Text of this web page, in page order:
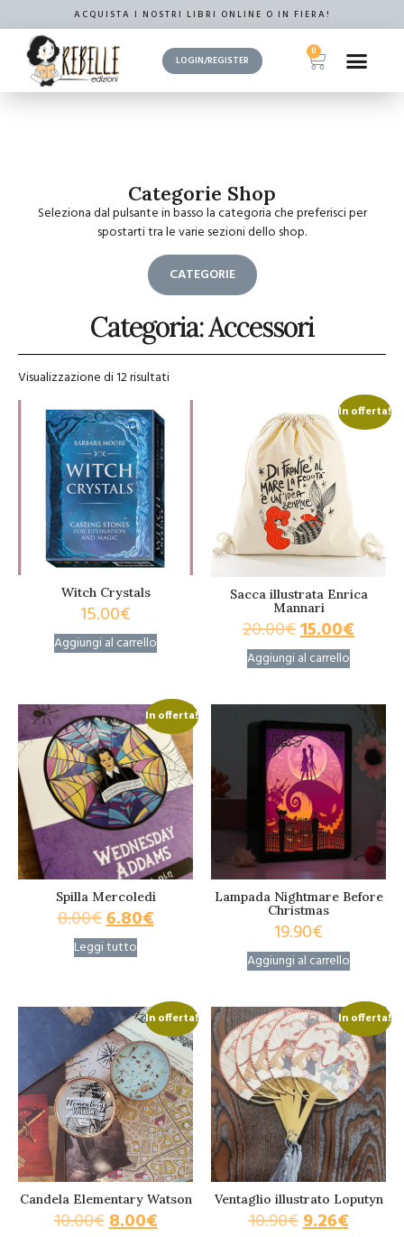
ACQUISTA I NOSTRI LIBRI ONLINE O IN FIERA!
LOGIN/REGISTER
0
Categorie Shop
Seleziona dal pulsante in basso la categoria che preferisci per
spostarti tra le varie sezioni dello shop.
CATEGORIE
Categoria: Accessori
Visualizzazione di 12 risultati
Witch Crystals
15.00€
Aggiungi al carrello
In offerta!
Sacca illustrata Enrica
Mannari
20.00€15.00€
Aggiungi al carrello
In offerta!
Spilla Mercoledì
8.00€6.80€
Leggi tutto
Lampada Nightmare Before
Christmas
19.90€
Aggiungi al carrello
In offerta!
Candela Elementary Watson
10.00€8.00€
In offerta!
Ventaglio illustrato Loputyn
10.90€9.26€